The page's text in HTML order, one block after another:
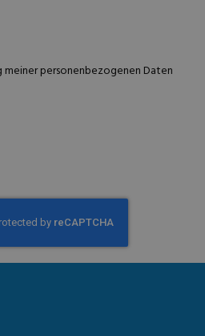
meiner personenbezogenen Daten